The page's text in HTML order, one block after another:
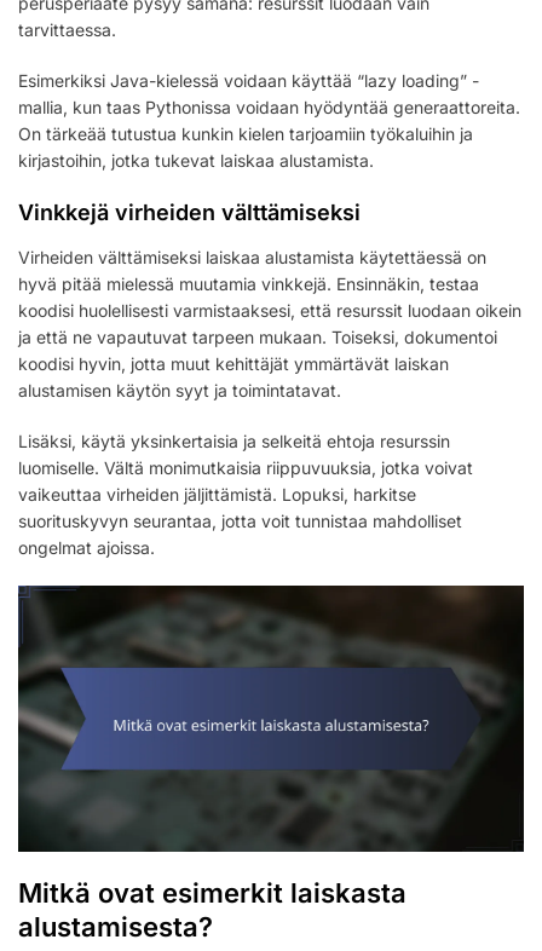
tarvittaessa.
Esimerkiksi Java-kielessä voidaan käyttää “lazy loading” -
mallia, kun taas Pythonissa voidaan hyödyntää generaattoreita.
On tärkeää tutustua kunkin kielen tarjoamiin työkaluihin ja
kirjastoihin, jotka tukevat laiskaa alustamista.
Vinkkejä virheiden välttämiseksi
Virheiden välttämiseksi laiskaa alustamista käytettäessä on
hyvä pitää mielessä muutamia vinkkejä. Ensinnäkin, testaa
koodisi huolellisesti varmistaaksesi, että resurssit luodaan oikein
ja että ne vapautuvat tarpeen mukaan. Toiseksi, dokumentoi
koodisi hyvin, jotta muut kehittäjät ymmärtävät laiskan
alustamisen käytön syyt ja toimintatavat.
Lisäksi, käytä yksinkertaisia ja selkeitä ehtoja resurssin
luomiselle. Vältä monimutkaisia riippuvuuksia, jotka voivat
vaikeuttaa virheiden jäljittämistä. Lopuksi, harkitse
suorituskyvyn seurantaa, jotta voit tunnistaa mahdolliset
ongelmat ajoissa.
Mitkä ovat esimerkit laiskasta
alustamisesta?